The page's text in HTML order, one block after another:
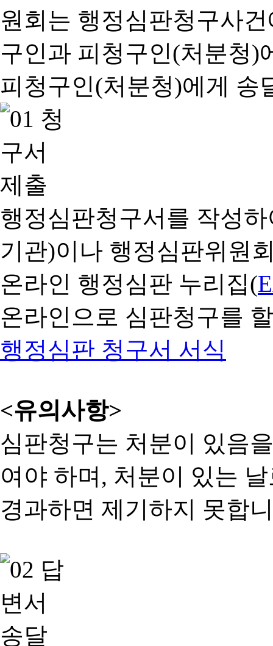
행정심판청구서를 작성
기관)이나 행정심판위원
온라인 행정심판 누리집(
온라인으로 심판청구를
행정심판 청구서 서식
<유의사항>
심판청구는 처분이 있음
여야 하며, 처분이 있는
경과하면 제기하지 못합